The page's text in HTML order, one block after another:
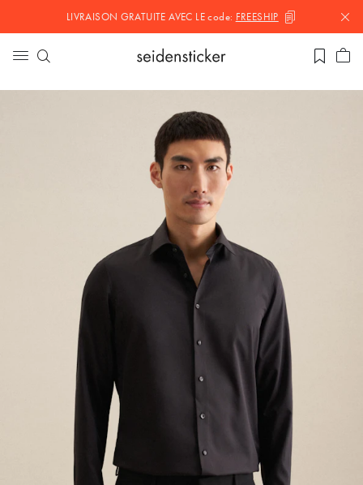
LIVRAISON GRATUITE AVEC LEcode: FREESHIP